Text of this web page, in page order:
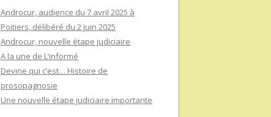
Androcur, audience du 7 avril 2025 à
Poitiers, délibéré du 2 juin 2025
Androcur, nouvelle étape judiciaire
A la une de L’informé
Devine qui c’est… Histoire de
prosopagnosie
Une nouvelle étape judiciaire importante